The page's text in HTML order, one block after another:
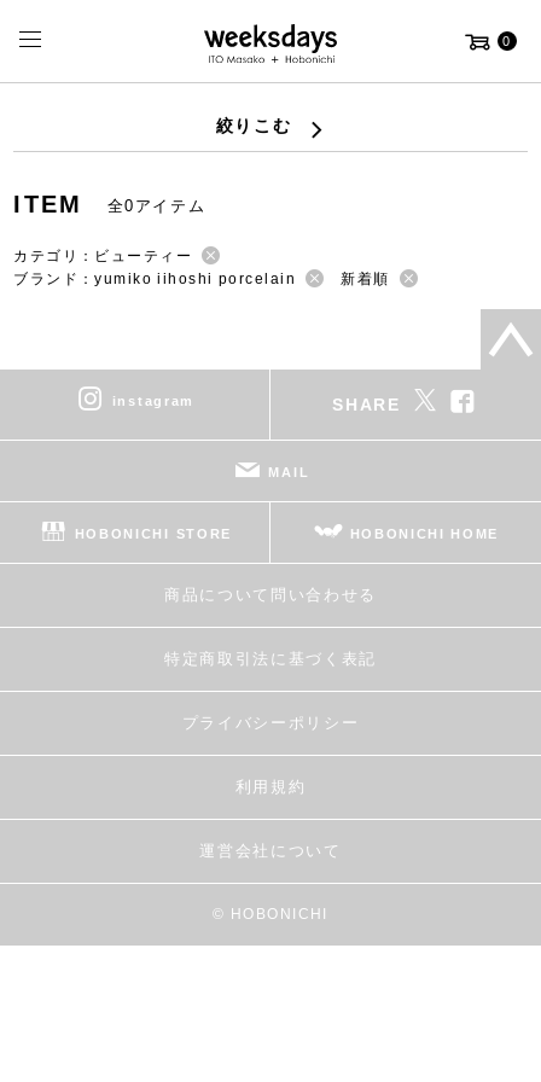
0
絞りこむ
ITEM 全0アイテム
カテゴリ：ビューティー
ブランド：yumiko iihoshi porcelain
新着順
instagram SHARE
MAIL
HOBONICHI STORE HOBONICHI HOME
商品について問い合わせる
特定商取引法に基づく表記
プライバシーポリシー
利用規約
運営会社について
© HOBONICHI